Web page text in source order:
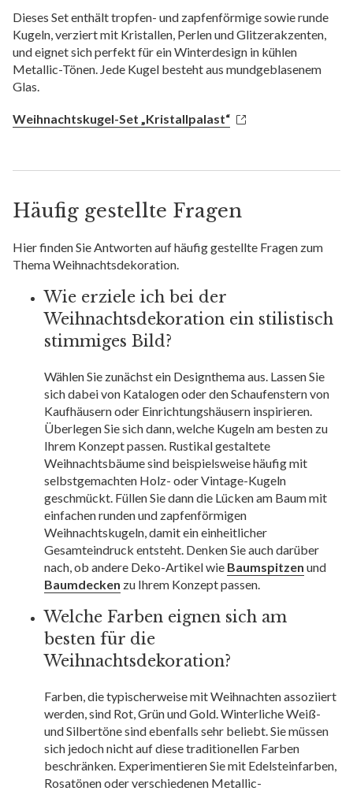
Dieses Set enthält tropfen- und zapfenförmige sowie runde
Kugeln, verziert mit Kristallen, Perlen und Glitzerakzenten,
und eignet sich perfekt für ein Winterdesign in kühlen
Metallic-Tönen. Jede Kugel besteht aus mundgeblasenem
Glas.
Weihnachtskugel-Set „Kristallpalast“
Häufig gestellte Fragen
Hier finden Sie Antworten auf häufig gestellte Fragen zum
Thema Weihnachtsdekoration.
Wie erziele ich bei der
Weihnachtsdekoration ein stilistisch
stimmiges Bild?
Wählen Sie zunächst ein Designthema aus. Lassen Sie
sich dabei von Katalogen oder den Schaufenstern von
Kaufhäusern oder Einrichtungshäusern inspirieren.
Überlegen Sie sich dann, welche Kugeln am besten zu
Ihrem Konzept passen. Rustikal gestaltete
Weihnachtsbäume sind beispielsweise häufig mit
selbstgemachten Holz- oder Vintage-Kugeln
geschmückt. Füllen Sie dann die Lücken am Baum mit
einfachen runden und zapfenförmigen
Weihnachtskugeln, damit ein einheitlicher
Gesamteindruck entsteht. Denken Sie auch darüber
nach, ob andere Deko-Artikel wie Baumspitzen und
Baumdecken zu Ihrem Konzept passen.
Welche Farben eignen sich am
besten für die
Weihnachtsdekoration?
Farben, die typischerweise mit Weihnachten assoziiert
werden, sind Rot, Grün und Gold. Winterliche Weiß-
und Silbertöne sind ebenfalls sehr beliebt. Sie müssen
sich jedoch nicht auf diese traditionellen Farben
beschränken. Experimentieren Sie mit Edelsteinfarben,
Rosatönen oder verschiedenen Metallic-